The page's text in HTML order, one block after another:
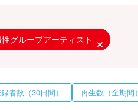
性グループアーティスト
者数（30日間） 再生数（全期間）